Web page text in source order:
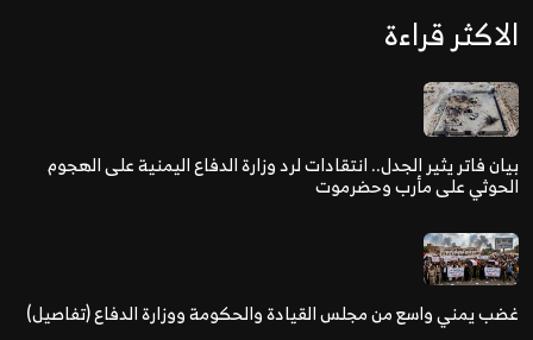
الاكثر قراءة
بيان فاتر يثير الجدل.. انتقادات لرد وزارة الدفاع اليمنية على الهجوم
الحوثي على مأرب وحضرموت
غضب يمني واسع من مجلس القيادة والحكومة ووزارة الدفاع (تفاصيل)